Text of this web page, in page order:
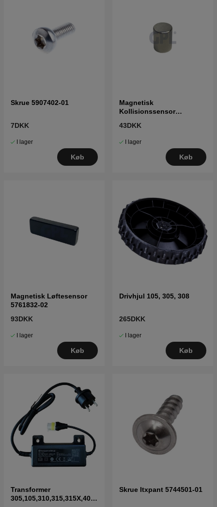
Skrue 5907402-01
7DKK
I lager
Køb
Magnetisk
Kollisionssensor
43DKK
I lager
Køb
Magnetisk Løftesensor
5761832-02
93DKK
I lager
Køb
Drivhjul 105, 305, 308
265DKK
I lager
Køb
Transformer
305,105,310,315,315X,405
Skrue Itxpant 5744501-01